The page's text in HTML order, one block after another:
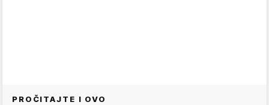
PROČITAJTE I OVO